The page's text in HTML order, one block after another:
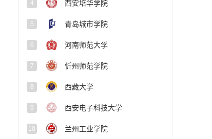
4 西安培华学院
5 青岛城市学院
6 河南师范大学
7 忻州师范学院
8 西藏大学
9 西安电子科技大学
10 兰州工业学院